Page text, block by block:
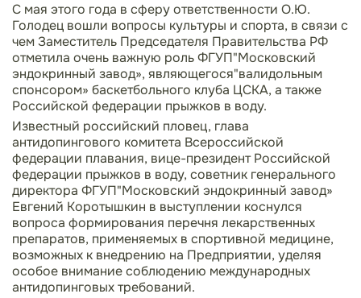
С мая этого года в сферу ответственности О.Ю.
Голодец вошли вопросы культуры и спорта, в связи с
чем Заместитель Председателя Правительства РФ
отметила очень важную роль ФГУП"Московский
эндокринный завод», являющегося"валидольным
спонсором» баскетбольного клуба ЦСКА, а также
Российской федерации прыжков в воду.
Известный российский пловец, глава
антидопингового комитета Всероссийской
федерации плавания, вице-президент Российской
федерации прыжков в воду, советник генерального
директора ФГУП"Московский эндокринный завод»
Евгений Коротышкин в выступлении коснулся
вопроса формирования перечня лекарственных
препаратов, применяемых в спортивной медицине,
возможных к внедрению на Предприятии, уделяя
особое внимание соблюдению международных
антидопинговых требований.